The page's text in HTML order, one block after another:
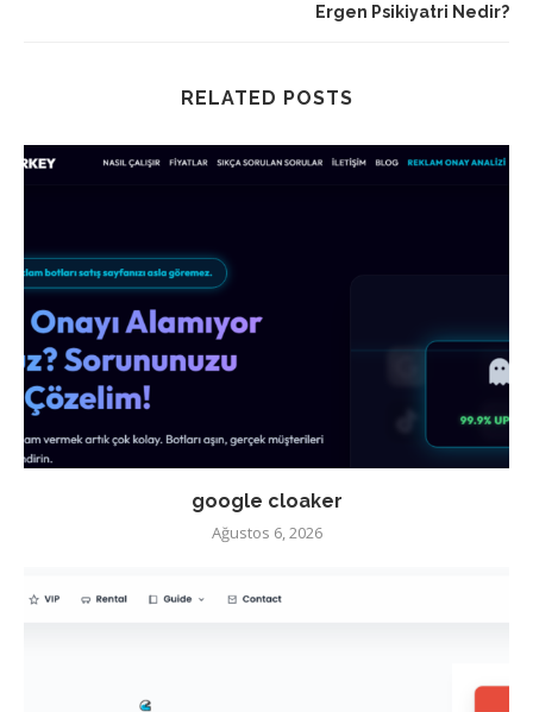
Ergen Psikiyatri Nedir?
RELATED POSTS
google cloaker
Ağustos 6, 2026